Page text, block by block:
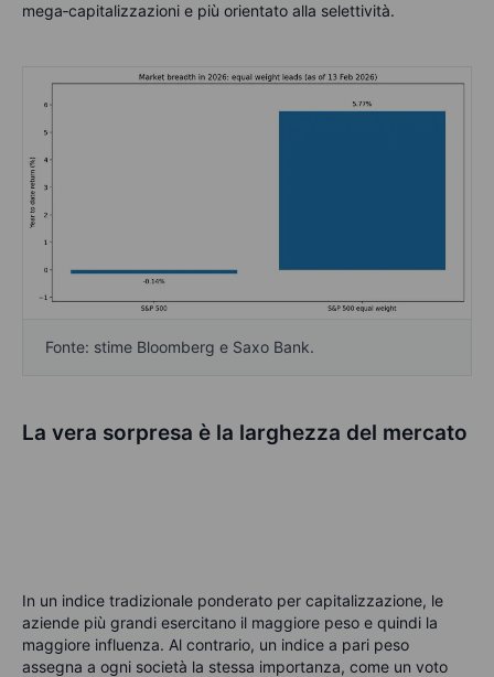
mega‑capitalizzazioni e più orientato alla selettività.
Fonte: stime Bloomberg e Saxo Bank.
La vera sorpresa è la larghezza del mercato
In un indice tradizionale ponderato per capitalizzazione, le
aziende più grandi esercitano il maggiore peso e quindi la
maggiore influenza. Al contrario, un indice a pari peso
assegna a ogni società la stessa importanza, come un voto